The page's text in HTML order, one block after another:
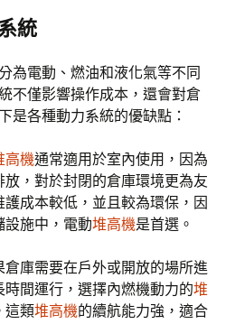
統
為電動、燃油和液化氣等不同
不僅影響操作成本，還會對倉
是各種動力系統的優缺點：
高機通常適用於室內使用，因為
，對於封閉的倉庫環境更為友
護成本較低，並且較為環保，因
設施中，電動堆高機是首選。
倉庫需要在戶外或開放的場所進
間運行，選擇內燃機動力的堆
這類堆高機的續航能力強，適合